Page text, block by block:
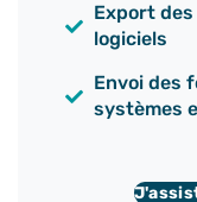
Export des
logiciels
Envoi des
systèmes